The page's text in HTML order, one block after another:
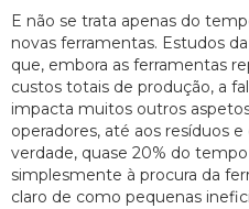
E não se trata apenas do
novas ferramentas. Estudos
que, embora as ferramentas
custos totais de produção, a
impacta muitos outros
operadores, até aos resíduos
verdade, quase 20% do
simplesmente à procura da
claro de como pequenas